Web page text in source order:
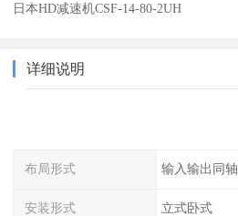
日本HD减速机CSF-14-80-2UH
详细说明
布局形式 输入输出同轴
安装形式 立式卧式